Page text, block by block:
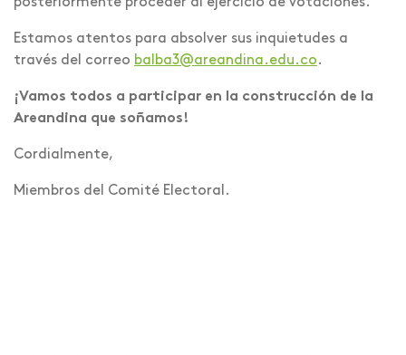
Estamos atentos para absolver sus inquietudes a
través del correo balba3@areandina.edu.co.
¡Vamos todos a participar en la construcción de la
Areandina que soñamos!
Cordialmente,
Miembros del Comité Electoral.